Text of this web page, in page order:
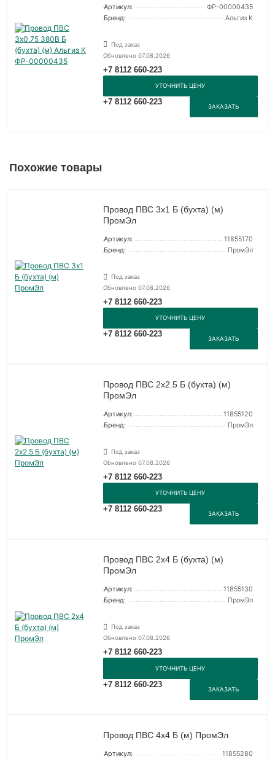
Артикул:
ФР-00000435
Бренд:
Альгиз К
Под заказ
Обновлено 07.08.2026
+7 8112 660-223
УТОЧНИТЬ ЦЕНУ
+7 8112 660-223
ЗАКАЗАТЬ
Похожие товары
Провод ПВС 3х1 Б (бухта) (м)
ПромЭл
Артикул:
11855170
Бренд:
ПромЭл
Под заказ
Обновлено 07.08.2026
+7 8112 660-223
УТОЧНИТЬ ЦЕНУ
+7 8112 660-223
ЗАКАЗАТЬ
Провод ПВС 2х2.5 Б (бухта) (м)
ПромЭл
Артикул:
11855120
Бренд:
ПромЭл
Под заказ
Обновлено 07.08.2026
+7 8112 660-223
УТОЧНИТЬ ЦЕНУ
+7 8112 660-223
ЗАКАЗАТЬ
Провод ПВС 2х4 Б (бухта) (м)
ПромЭл
Артикул:
11855130
Бренд:
ПромЭл
Под заказ
Обновлено 07.08.2026
+7 8112 660-223
УТОЧНИТЬ ЦЕНУ
+7 8112 660-223
ЗАКАЗАТЬ
Провод ПВС 4х4 Б (м) ПромЭл
Артикул:
11855280